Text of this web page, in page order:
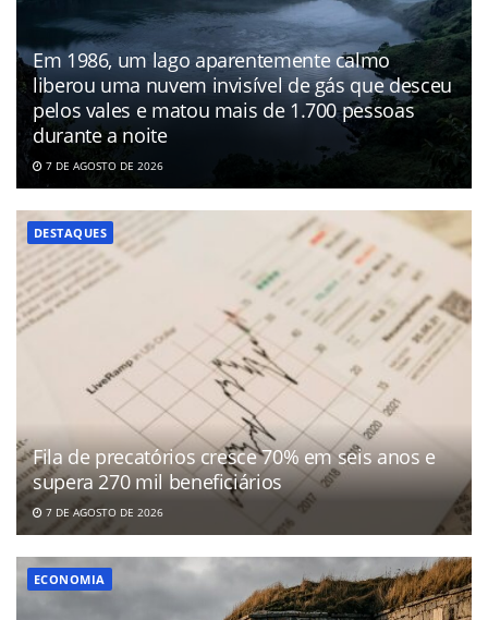
Em 1986, um lago aparentemente calmo
liberou uma nuvem invisível de gás que desceu
pelos vales e matou mais de 1.700 pessoas
durante a noite
7 DE AGOSTO DE 2026
DESTAQUES
Fila de precatórios cresce 70% em seis anos e
supera 270 mil beneficiários
7 DE AGOSTO DE 2026
ECONOMIA